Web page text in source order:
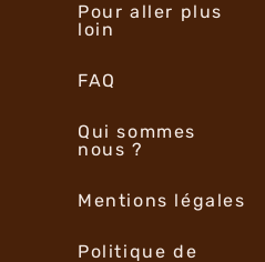
Pour aller plus
loin
FAQ
Qui sommes
nous ?
Mentions légales
Politique de